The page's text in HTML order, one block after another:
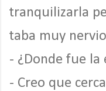
tranquilizarla
taba muy
- ¿Donde fue la
- Creo que